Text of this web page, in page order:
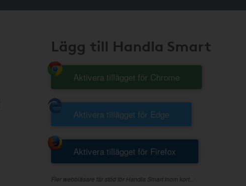
Lägg till Handla Smart
Aktivera tillägget för Chrome
Aktivera tillägget för Edge
Aktivera tillägget för Firefox
Fler webbläsare får stöd för Handla Smart inom kort...